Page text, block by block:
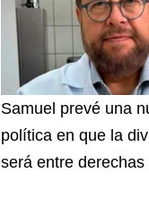
Samuel prevé una
política en que la
será entre